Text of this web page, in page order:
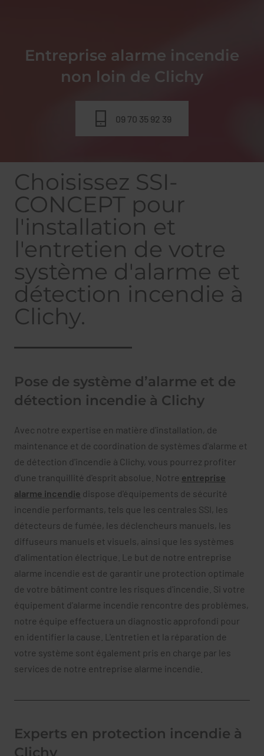
09 70 35 92 39
Entreprise alarme incendie
non loin de Clichy
Choisissez SSI-
CONCEPT pour
l'installation et
l'entretien de votre
système d'alarme et
détection incendie à
Clichy.
Pose de système d’alarme et de
détection incendie à Clichy
Avec notre expertise en matière d'installation, de
maintenance et de coordination de systèmes d'alarme et
de détection d'incendie à Clichy, vous pourrez profiter
d'une tranquillité d'esprit absolue. Notre entreprise
alarme incendie dispose d'équipements de sécurité
incendie performants, tels que les centrales SSI, les
détecteurs de fumée, les déclencheurs manuels, les
diffuseurs manuels et visuels, ainsi que les systèmes
d'alimentation électrique. Le but de notre entreprise
alarme incendie est de garantir une protection optimale
de votre bâtiment contre les risques d'incendie. Si votre
équipement d'alarme incendie rencontre des problèmes,
notre équipe effectuera un diagnostic approfondi pour
en identifier la cause. L'entretien et la réparation de
votre système sont également pris en charge par les
services de notre entreprise alarme incendie.
Experts en protection incendie à
Clichy